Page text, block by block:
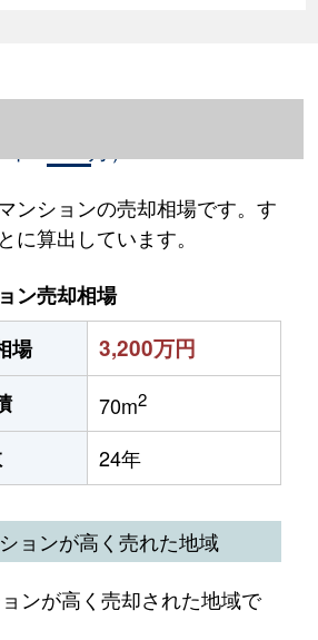
ンション売却情報（2023
ンションの売却相場です。す
に算出しています。
ン売却相場
場
3,200万円
70m2
24年
ョンが高く売れた地域
ンが高く売却された地域で